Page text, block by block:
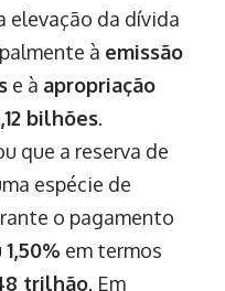
elevação da dívida
à emissão
e à apropriação
bilhões.
que a reserva de
espécie de
o pagamento
1,50% em termos
trilhão. Em